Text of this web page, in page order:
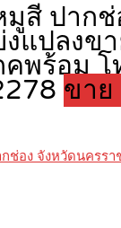
สี ปากช่
แปลงข
พร้อม โ
ขาย
ช่อง จังหวัดนครร